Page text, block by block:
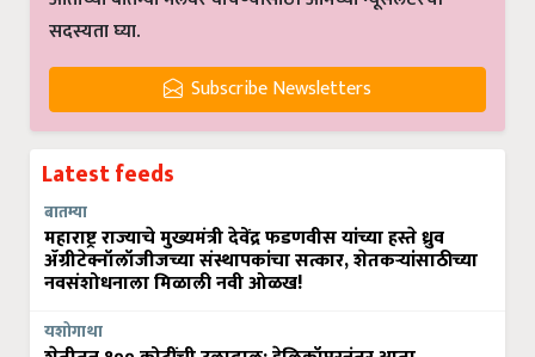
सदस्यता घ्या.
Subscribe Newsletters
Latest feeds
बातम्या
महाराष्ट्र राज्याचे मुख्यमंत्री देवेंद्र फडणवीस यांच्या हस्ते ध्रुव
ॲग्रीटेक्नॉलॉजीजच्या संस्थापकांचा सत्कार, शेतकऱ्यांसाठीच्या
नवसंशोधनाला मिळाली नवी ओळख!
यशोगाथा